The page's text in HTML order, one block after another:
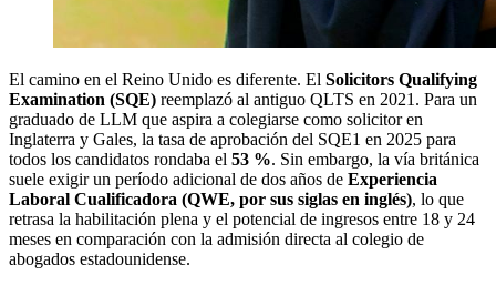
El camino en el Reino Unido es diferente. El Solicitors Qualifying
Examination (SQE) reemplazó al antiguo QLTS en 2021. Para un
graduado de LLM que aspira a colegiarse como solicitor en
Inglaterra y Gales, la tasa de aprobación del SQE1 en 2025 para
todos los candidatos rondaba el 53 %. Sin embargo, la vía británica
suele exigir un período adicional de dos años de Experiencia
Laboral Cualificadora (QWE, por sus siglas en inglés), lo que
retrasa la habilitación plena y el potencial de ingresos entre 18 y 24
meses en comparación con la admisión directa al colegio de
abogados estadounidense.